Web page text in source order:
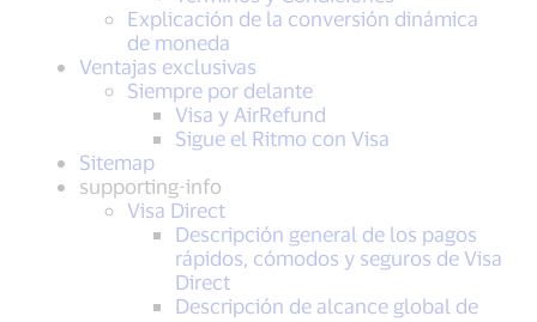
Explicación de la conversión dinámica
de moneda
Ventajas exclusivas
Siempre por delante
Visa y AirRefund
Sigue el Ritmo con Visa
Sitemap
supporting-info
Visa Direct
Descripción general de los pagos
rápidos, cómodos y seguros de Visa
Direct
Descripción de alcance global de